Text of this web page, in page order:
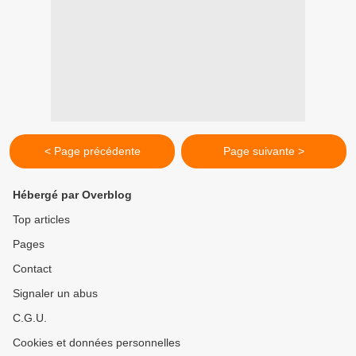
< Page précédente Page suivante >
Hébergé par Overblog
Top articles
Pages
Contact
Signaler un abus
C.G.U.
Cookies et données personnelles